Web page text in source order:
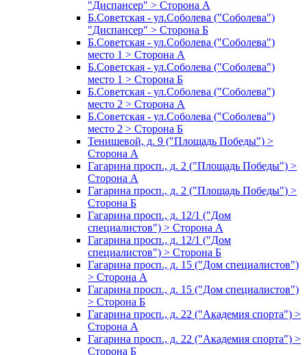
"Диспансер" > Сторона А
Б.Советская - ул.Соболева ("Соболева")
"Диспансер" > Сторона Б
Б.Советская - ул.Соболева ("Соболева")
место 1 > Сторона А
Б.Советская - ул.Соболева ("Соболева")
место 1 > Сторона Б
Б.Советская - ул.Соболева ("Соболева")
место 2 > Сторона А
Б.Советская - ул.Соболева ("Соболева")
место 2 > Сторона Б
Тенишевой, д. 9 ("Площадь Победы") >
Сторона А
Гагарина просп., д. 2 ("Площадь Победы") >
Сторона А
Гагарина просп., д. 2 ("Площадь Победы") >
Сторона Б
Гагарина просп., д. 12/1 ("Дом
специалистов") > Сторона А
Гагарина просп., д. 12/1 ("Дом
специалистов") > Сторона Б
Гагарина просп., д. 15 ("Дом специалистов")
> Сторона А
Гагарина просп., д. 15 ("Дом специалистов")
> Сторона Б
Гагарина просп., д. 22 ("Академия спорта") >
Сторона А
Гагарина просп., д. 22 ("Академия спорта") >
Сторона Б